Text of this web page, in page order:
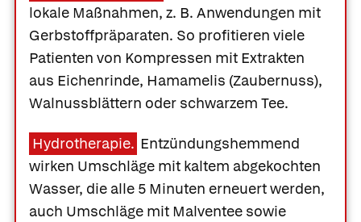
lokale Maßnahmen, z. B. Anwendungen mit
Gerbstoffpräparaten. So profitieren viele
Patienten von Kompressen mit Extrakten
aus Eichenrinde, Hamamelis (Zaubernuss),
Walnussblättern oder schwarzem Tee.
Hydrotherapie. Entzündungshemmend
wirken Umschläge mit kaltem abgekochten
Wasser, die alle 5 Minuten erneuert werden,
auch Umschläge mit Malventee sowie